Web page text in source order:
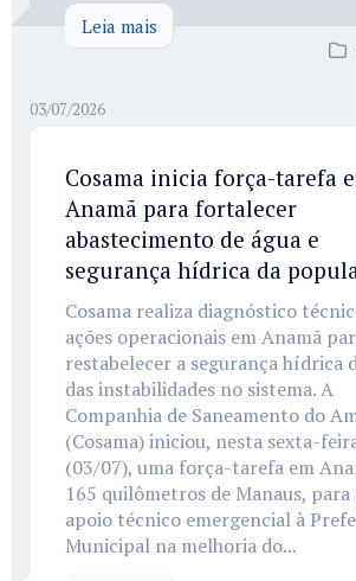
Leia mais
03/07/2026
Cosama inicia força-tarefa
Anamã para fortalecer
abastecimento de água e
segurança hídrica da
Cosama realiza diagnóstico
ações operacionais em Anamã
restabelecer a segurança hídrica
das instabilidades no sistema. A
Companhia de Saneamento do
(Cosama) iniciou, nesta sexta-
(03/07), uma força-tarefa em
165 quilômetros de Manaus,
apoio técnico emergencial à
Municipal na melhoria do...